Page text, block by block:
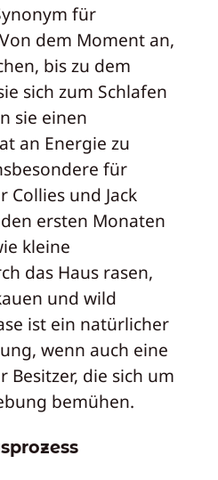
für
dem Moment an,
bis zu dem
sich zum Schlafen
sie einen
an Energie zu
für
Collies und Jack
ersten Monaten
kleine
das Haus rasen,
und wild
ist ein natürlicher
wenn auch eine
Besitzer, die sich um
bemühen.